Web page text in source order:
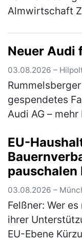
Almwirtschaft
Neuer Audi
03.08.2026 –
gespendetes
Audi AG –
den Fuhrpark
EU-
pauschalen
03.08.2026 –
Felßner: Wer
ihrer
EU-Ebene